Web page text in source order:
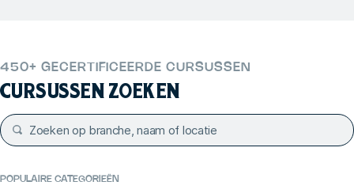
450+ GECERTIFICEERDE CURSUSSEN
CURSUSSEN ZOEKEN
POPULAIRE CATEGORIEËN